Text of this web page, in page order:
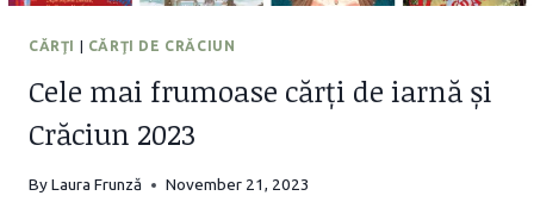
CĂRŢI | CĂRŢI DE CRĂCIUN
Cele mai frumoase cărți de iarnă și
Crăciun 2023
ByLaura Frunză November 21, 2023